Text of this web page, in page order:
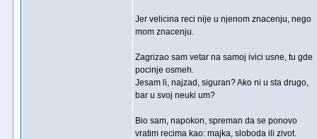
Jer velicina reci nije u njenom znacenju, nego
mom znacenju.
Zagrizao sam vetar na samoj ivici usne, tu gde
pocinje osmeh.
Jesam li, najzad, siguran? Ako ni u sta drugo,
bar u svoj neuki um?
Bio sam, napokon, spreman da se ponovo
vratim recima kao: majka, sloboda ili zivot.